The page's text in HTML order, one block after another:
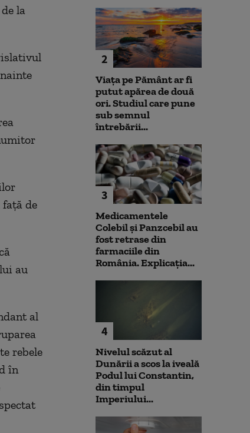
la
de
au
al
rebele
în
2
Viața pe Pământ ar fi
putut apărea de două
ori. Studiul care pune
sub semnul
întrebării...
3
Medicamentele
Colebil și Panzcebil au
fost retrase din
farmaciile din
România. Explicația...
4
Nivelul scăzut al
Dunării a scos la iveală
Podul lui Constantin,
din timpul
Imperiului...